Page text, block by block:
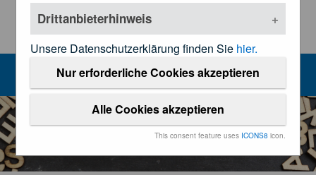
Drittanbieterhinweis
Unsere Datenschutzerklärung finden Sie hier.
Nur erforderliche Cookies akzeptieren
Alle Cookies akzeptieren
This consent feature uses ICONS8 icon.
Presseinformationen
MENU